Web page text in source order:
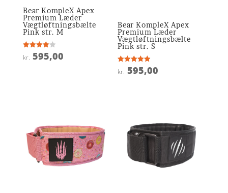
Bear KompleX Apex
Premium Læder
Vægtløftningsbælte
Pink str. M
Vurderet
4
kr. 595,00
Bear KompleX Apex
Premium Læder
Vægtløftningsbælte
Pink str. S
Vurderet
4.9
kr. 595,00